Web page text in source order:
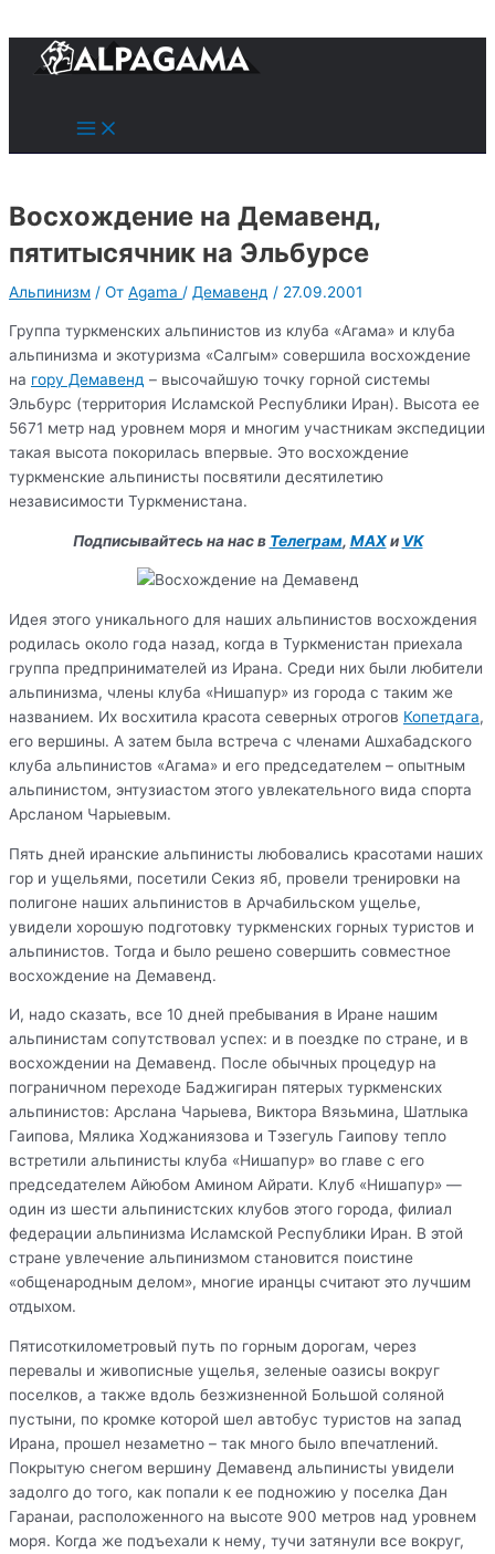
содержимому
Main
Menu
Восхождение на Демавенд,
пятитысячник на Эльбурсе
Альпинизм / От Agama / Демавенд / 27.09.2001
Группа туркменских альпинистов из клуба «Агама» и клуба
альпинизма и экотуризма «Салгым» совершила восхождение
на гору Демавенд – высочайшую точку горной системы
Эльбурс (территория Исламской Республики Иран). Высота ее
5671 метр над уровнем моря и многим участникам экспедиции
такая высота покорилась впервые. Это восхождение
туркменские альпинисты посвятили десятилетию
независимости Туркменистана.
Подписывайтесь на нас в Телеграм, MAXи VK
Идея этого уникального для наших альпинистов восхождения
родилась около года назад, когда в Туркменистан приехала
группа предпринимателей из Ирана. Среди них были любители
альпинизма, члены клуба «Нишапур» из города с таким же
названием. Их восхитила красота северных отрогов Копетдага,
его вершины. А затем была встреча с членами Ашхабадского
клуба альпинистов «Агама» и его председателем – опытным
альпинистом, энтузиастом этого увлекательного вида спорта
Арсланом Чарыевым.
Пять дней иранские альпинисты любовались красотами наших
гор и ущельями, посетили Секиз яб, провели тренировки на
полигоне наших альпинистов в Арчабильском ущелье,
увидели хорошую подготовку туркменских горных туристов и
альпинистов. Тогда и было решено совершить совместное
восхождение на Демавенд.
И, надо сказать, все 10 дней пребывания в Иране нашим
альпинистам сопутствовал успех: и в поездке по стране, и в
восхождении на Демавенд. После обычных процедур на
пограничном переходе Баджигиран пятерых туркменских
альпинистов: Арслана Чарыева, Виктора Вязьмина, Шатлыка
Гаипова, Мялика Ходжаниязова и Тэзегуль Гаипову тепло
встретили альпинисты клуба «Нишапур» во главе с его
председателем Айюбом Амином Айрати. Клуб «Нишапур» —
один из шести альпинистских клубов этого города, филиал
федерации альпинизма Исламской Республики Иран. В этой
стране увлечение альпинизмом становится поистине
«общенародным делом», многие иранцы считают это лучшим
отдыхом.
Пятисоткилометровый путь по горным дорогам, через
перевалы и живописные ущелья, зеленые оазисы вокруг
поселков, а также вдоль безжизненной Большой соляной
пустыни, по кромке которой шел автобус туристов на запад
Ирана, прошел незаметно – так много было впечатлений.
Покрытую снегом вершину Демавенд альпинисты увидели
задолго до того, как попали к ее подножию у поселка Дан
Гаранаи, расположенного на высоте 900 метров над уровнем
моря. Когда же подъехали к нему, тучи затянули все вокруг,